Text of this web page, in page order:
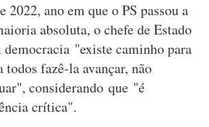
2022, ano em que o PS passou a
absoluta, o chefe de Estado
"existe caminho para
todos fazê-la avançar, não
considerando que "é
crítica".